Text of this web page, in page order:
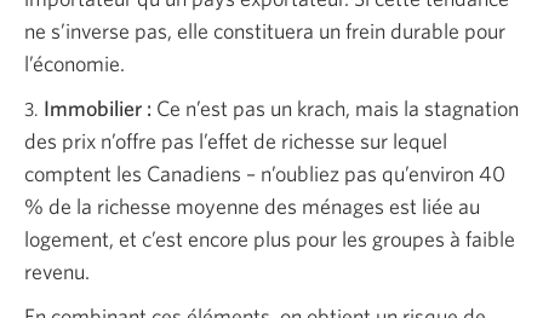
ne s’inverse pas, elle constituera un frein durable pour
l’économie.
3. Immobilier : Ce n’est pas un krach, mais la stagnation
des prix n’offre pas l’effet de richesse sur lequel
comptent les Canadiens – n’oubliez pas qu’environ 40
% de la richesse moyenne des ménages est liée au
logement, et c’est encore plus pour les groupes à faible
revenu.